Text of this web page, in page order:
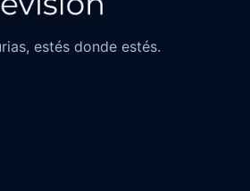
estés donde estés.